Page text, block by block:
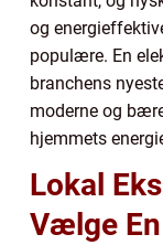
og
populære. En
branchens
moderne og
hjemmets
Lokal
Vælge